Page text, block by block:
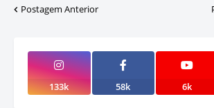
Postagem Anterior
133k 58k 6k